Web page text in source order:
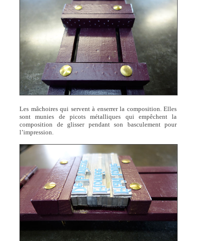
Les mâchoires qui servent à enserrer la composition. Elles
sont munies de picots métalliques qui empêchent la
composition de glisser pendant son basculement pour
l’impression.